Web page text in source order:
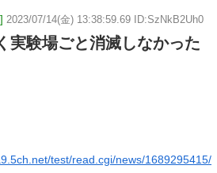
2023/07/14(金) 13:38:59.69 ID:SzNkB2Uh0
実験場ごと消滅しなかった
test/read.cgi/news/1689295415/